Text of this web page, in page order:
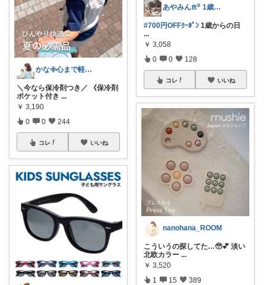
かな𖧷心まで軽くなる暮らしの記録🌿
＼今なら保冷剤つき／ 《保冷剤
ポケット付き ...
￥ 3,190
0 0 244
コレ いいね
あやみん𖠿꙳ 1歳児ママ┋かわいいもの
#700円OFFｸｰﾎﾟﾝ 1歳からの日
...
￥ 3,058
0 0 128
コレ いいね
nanohana_ROOM
こういうの探してた…🥹💕 淡い
北欧カラー ...
￥ 3,520
1 15 389